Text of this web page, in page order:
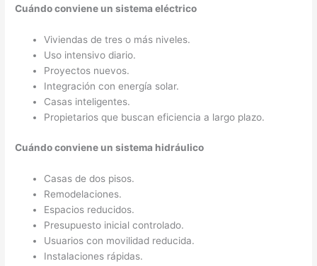
Cuándo conviene un sistema eléctrico
Viviendas de tres o más niveles.
Uso intensivo diario.
Proyectos nuevos.
Integración con energía solar.
Casas inteligentes.
Propietarios que buscan eficiencia a largo plazo.
Cuándo conviene un sistema hidráulico
Casas de dos pisos.
Remodelaciones.
Espacios reducidos.
Presupuesto inicial controlado.
Usuarios con movilidad reducida.
Instalaciones rápidas.